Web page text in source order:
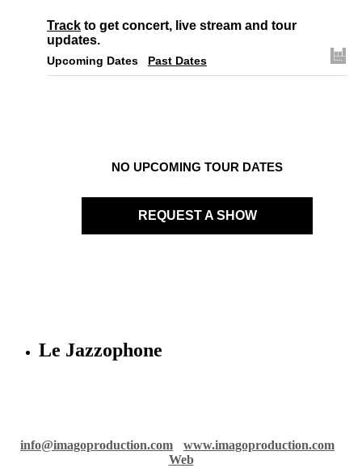
Track to get concert, live stream and tour
updates.
Upcoming Dates Past Dates
NO UPCOMING TOUR DATES
REQUEST A SHOW
Le Jazzophone
info@imagoproduction.com
www.imagoproduction.com
Web